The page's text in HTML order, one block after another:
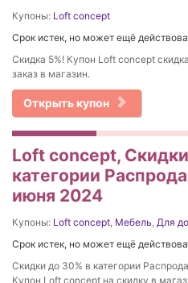
Купоны: Loft concept
Срок истек, но может ещё
Скидка 5%! Купон Loft concept
заказ в магазин.
Открыть купон
Loft concept,
категории
июня 2024
Купоны: Loft concept, Мебель, Для
Срок истек, но может ещё
Скидки до 30% в категории
Купон Loft concept на скидку в